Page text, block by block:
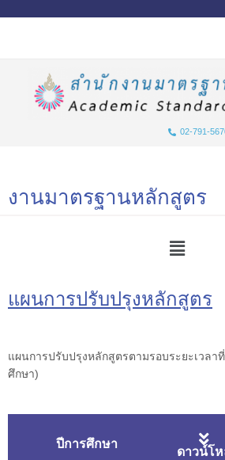
02-791-
งานมาตรฐานหลักสูตร
แผนการปรับปรุงหลักสูตร
แผนการปรับปรุงหลักสูตรตามรอบระยะเวลา
ศึกษา)
ปีการศึกษา
ดาวน์โ